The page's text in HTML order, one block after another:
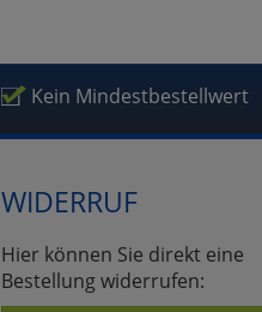
Kein Mindestbestellwert
WIDERRUF
Hier können Sie direkt eine
Bestellung widerrufen: